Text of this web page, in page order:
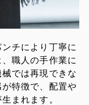
チにより丁寧に
職人の手作業に
では再現できな
特徴で、配置や
まれます。